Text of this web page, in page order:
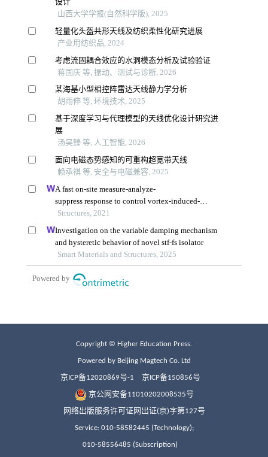
Copyright © Higher Education Press.
Powered by Beijing Magtech Co. Ltd
京ICP备12020869号-1 京ICP备150856号
京公网安备11010202008535号
网络出版服务许可证网出证(京)字第127号
Service: 010-58582445 (Technology);
010-58556485 (Subscription)